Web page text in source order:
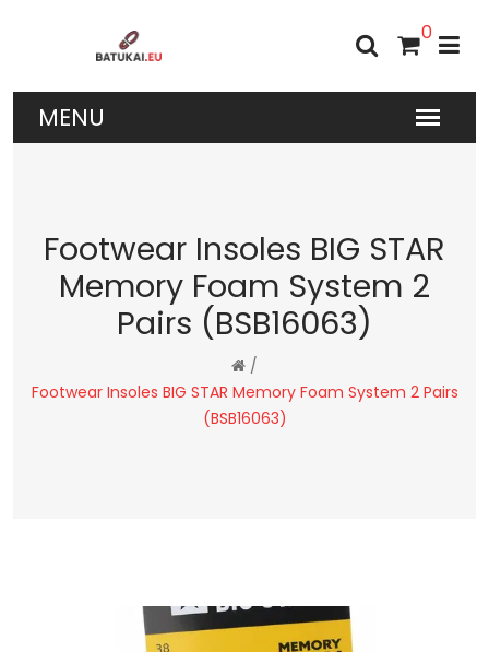
0
Footwear Insoles BIG STAR
Memory Foam System 2
Pairs (BSB16063)
/
Footwear Insoles BIG STAR Memory Foam System 2 Pairs
(BSB16063)